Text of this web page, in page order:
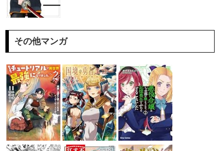
その他マンガ